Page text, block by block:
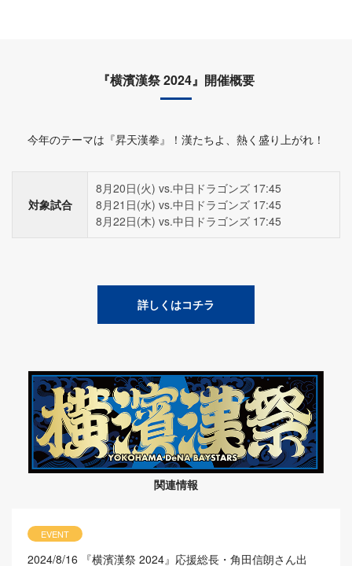
『横濱漢祭 2024』開催概要
今年のテーマは『昇天漢拳』！漢たちよ、熱く盛り上がれ！
対象試合
8月20日(火) vs.中日ドラゴンズ 17:45
8月21日(水) vs.中日ドラゴンズ 17:45
8月22日(木) vs.中日ドラゴンズ 17:45
詳しくはコチラ
関連情報
EVENT
2024/8/16
『横濱漢祭 2024』応援総長・角田信朗さん出